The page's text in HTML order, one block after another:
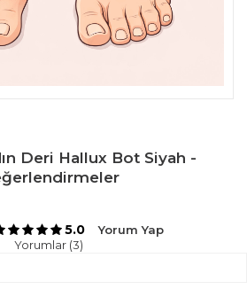
Deri Hallux Bot Siyah -
5.0
Yorum Yap
Yorumlar (3)